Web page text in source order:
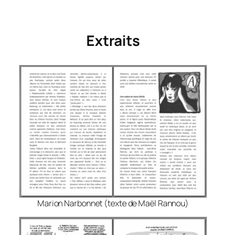
Extraits
Marion Narbonnet (texte de Maël Rannou)